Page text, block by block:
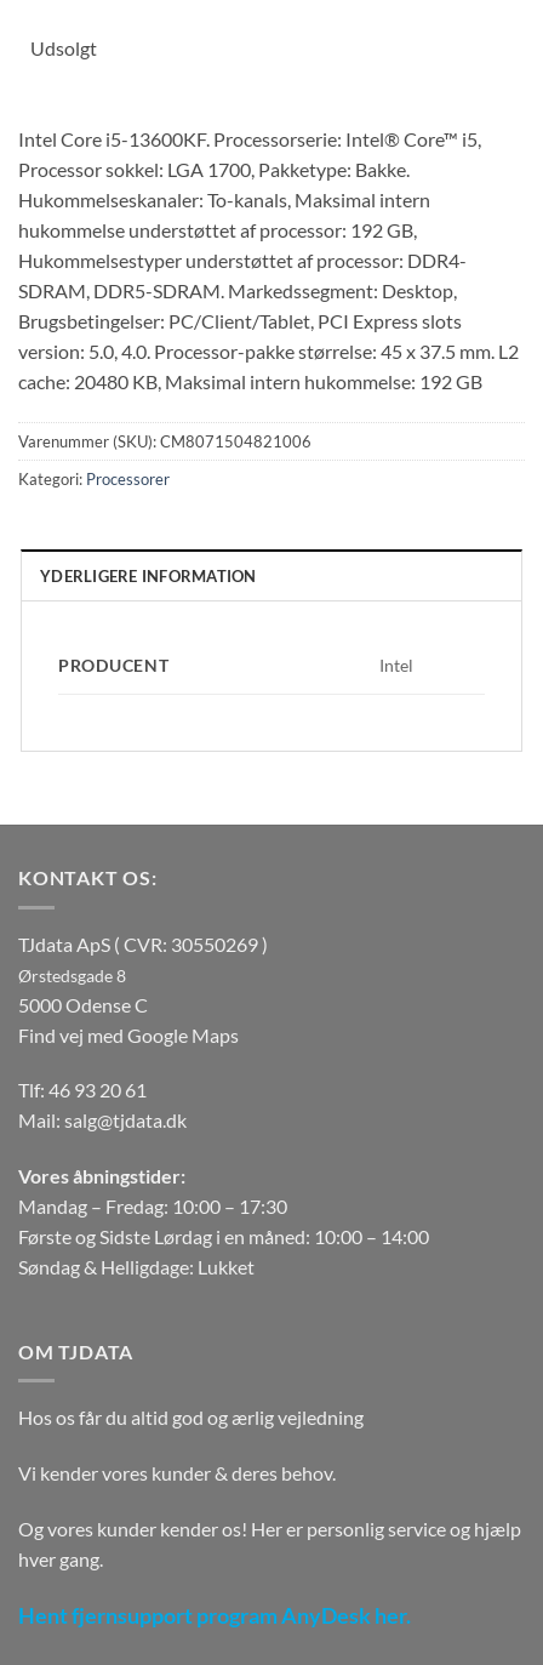
Udsolgt
Intel Core i5-13600KF. Processorserie: Intel® Core™ i5,
Processor sokkel: LGA 1700, Pakketype: Bakke.
Hukommelseskanaler: To-kanals, Maksimal intern
hukommelse understøttet af processor: 192 GB,
Hukommelsestyper understøttet af processor: DDR4-
SDRAM, DDR5-SDRAM. Markedssegment: Desktop,
Brugsbetingelser: PC/Client/Tablet, PCI Express slots
version: 5.0, 4.0. Processor-pakke størrelse: 45 x 37.5 mm. L2
cache: 20480 KB, Maksimal intern hukommelse: 192 GB
Varenummer (SKU):CM8071504821006
Kategori: Processorer
YDERLIGERE INFORMATION
PRODUCENT Intel
KONTAKT OS:
TJdata ApS ( CVR: 30550269 )
Ørstedsgade 8
5000 Odense C
Find vej med Google Maps
Tlf: 46 93 20 61
Mail: salg@tjdata.dk
Vores åbningstider:
Mandag – Fredag: 10:00 – 17:30
Første og Sidste Lørdag i en måned: 10:00 – 14:00
Søndag & Helligdage: Lukket
OM TJDATA
Hos os får du altid god og ærlig vejledning
Vi kender vores kunder & deres behov.
Og vores kunder kender os! Her er personlig service og hjælp
hver gang.
Hent fjernsupport program AnyDesk her.